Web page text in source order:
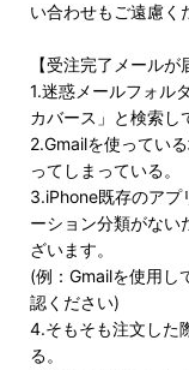
い合わせもご遠慮く
【受注完了メール
1.迷惑メールフォル
カバース」と検索し
2.Gmailを使ってい
ってしまっている。
3.iPhone既存のアプ
ーション分類がない
ざいます。
(例：Gmailを使用し
認ください)
4.そもそも注文した
る。